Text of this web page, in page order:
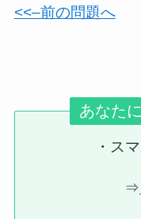
<<–前の問題へ
あなた
・ス
⇒